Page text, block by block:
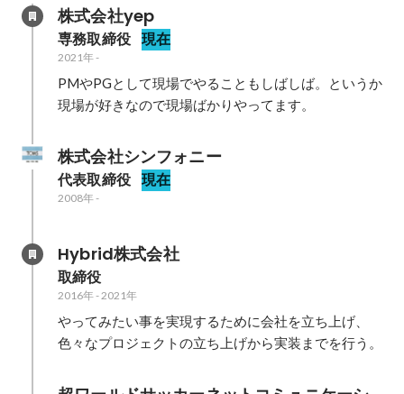
株式会社yep
専務取締役 現在
2021年-
PMやPGとして現場でやることもしばしば。というか
現場が好きなので現場ばかりやってます。
株式会社シンフォニー
代表取締役 現在
2008年-
Hybrid株式会社
取締役
2016年- 2021年
やってみたい事を実現するために会社を立ち上げ、
色々なプロジェクトの立ち上げから実装までを行う。